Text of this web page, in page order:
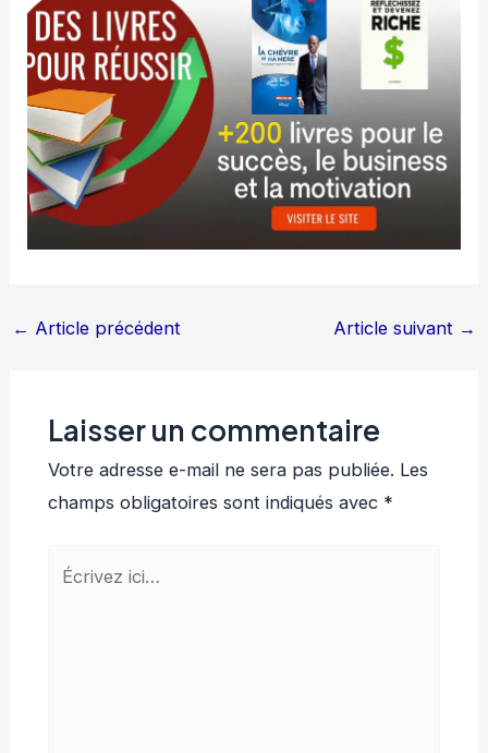
← Article précédent Article suivant →
Laisser un commentaire
Votre adresse e-mail ne sera pas publiée. Les
champs obligatoires sont indiqués avec *
Écrivez